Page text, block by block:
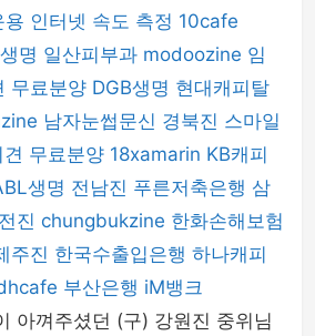
용 인터넷 속도 측정 10cafe
명 일산피부과 modoozine 임
무료분양 DGB생명 현대캐피탈
남자눈썹문신 경북진 스마일
견 무료분양 18xamarin KB캐피
생명 전남진 푸른저축은행 삼
진 chungbukzine 한화손해보험
주진 한국수출입은행 하나캐피
부산은행 iM뱅크
아껴주셨던 (구) 강원진 중위님